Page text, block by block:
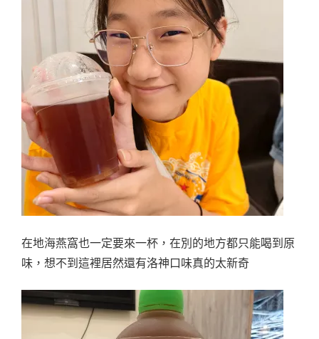
在地海燕窩也一定要來一杯，在別的地方都只能喝到原
味，想不到這裡居然還有洛神口味真的太新奇